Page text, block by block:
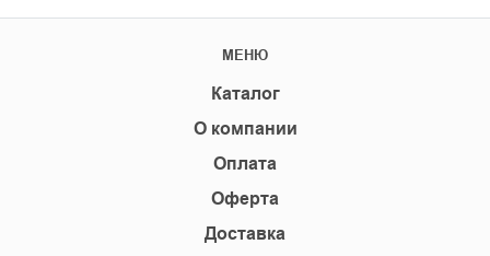
МЕНЮ
Каталог
О компании
Оплата
Оферта
Доставка